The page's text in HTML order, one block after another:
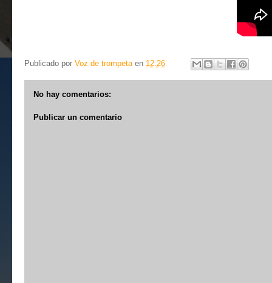
Publicado por Voz de trompeta en 12:26
No hay comentarios:
Publicar un comentario